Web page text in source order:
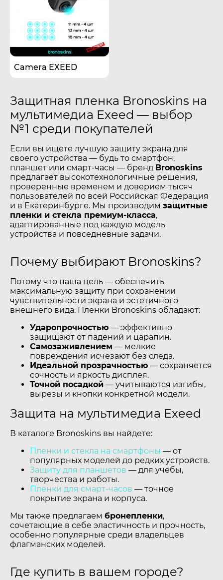
Camera EXEED
Защитная пленка Bronoskins на
мультимедиа Exeed — выбор
№1 среди покупателей
Если вы ищете лучшую защиту экрана для
своего устройства — будь то смартфон,
планшет или смарт-часы — бренд Bronoskins
предлагает высокотехнологичные решения,
проверенные временем и доверием тысяч
пользователей по всей Российская Федерация
и в Екатеринбурге. Мы производим защитные
пленки и стекла премиум-класса,
адаптированные под каждую модель
устройства и повседневные задачи.
Почему выбирают Bronoskins?
Потому что наша цель — обеспечить
максимальную защиту при сохранении
чувствительности экрана и эстетичного
внешнего вида. Пленки Bronoskins обладают:
Ударопрочностью — эффективно
защищают от падений и царапин.
Самозаживлением — мелкие
повреждения исчезают без следа.
Идеальной прозрачностью — сохраняется
сочность и яркость дисплея.
Точной посадкой — учитываются изгибы,
вырезы и кнопки конкретной модели.
Защита на мультимедиа Exeed
В каталоге Bronoskins вы найдете:
Пленки и стекла на смартфоны — от
популярных моделей до редких устройств.
Защиту для планшетов — для учебы,
творчества и работы.
Пленки для смарт-часов — точное
покрытие экрана и корпуса.
Мы также предлагаем бронепленки,
сочетающие в себе эластичность и прочность,
особенно популярные среди владельцев
флагманских моделей.
Где купить в вашем городе?